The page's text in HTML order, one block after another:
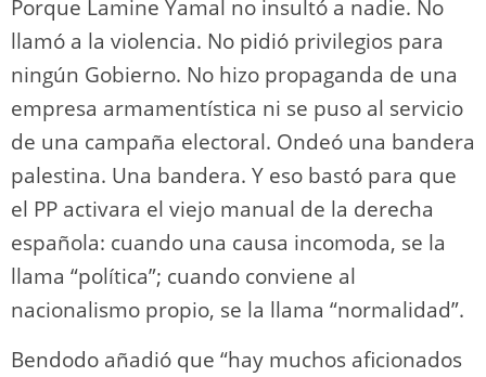
Porque Lamine Yamal no insultó a nadie. No
llamó a la violencia. No pidió privilegios para
ningún Gobierno. No hizo propaganda de una
empresa armamentística ni se puso al servicio
de una campaña electoral. Ondeó una bandera
palestina. Una bandera. Y eso bastó para que
el PP activara el viejo manual de la derecha
española: cuando una causa incomoda, se la
llama “política”; cuando conviene al
nacionalismo propio, se la llama “normalidad”.
Bendodo añadió que “hay muchos aficionados